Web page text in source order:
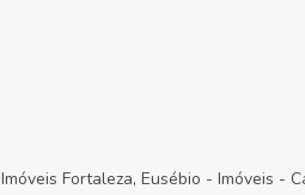
Imóveis Fortaleza, Eusébio - Imóveis -